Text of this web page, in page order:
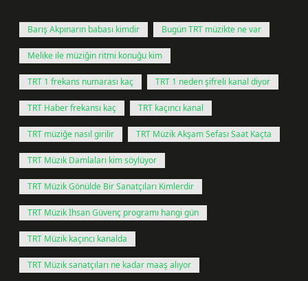
Barış Akpınarın babası kimdir Bugün TRT müzikte ne var
Melike ile müziğin ritmi konuğu kim
TRT 1 frekans numarası kaç TRT 1 neden şifreli kanal diyor
TRT Haber frekansı kaç TRT kaçıncı kanal
TRT müziğe nasıl girilir TRT Müzik Akşam Sefası Saat Kaçta
TRT Müzik Damlaları kim söylüyor
TRT Müzik Gönülde Bir Sanatçıları Kimlerdir
TRT Müzik İhsan Güvenç programı hangi gün
TRT Müzik kaçıncı kanalda
TRT Müzik sanatçıları ne kadar maaş alıyor